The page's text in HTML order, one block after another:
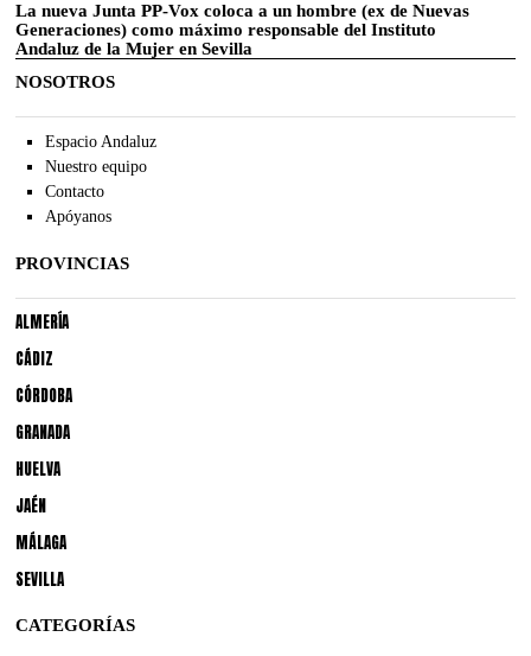
La nueva Junta PP-Vox coloca a un hombre (ex de Nuevas
Generaciones) como máximo responsable del Instituto
Andaluz de la Mujer en Sevilla
NOSOTROS
Espacio Andaluz
Nuestro equipo
Contacto
Apóyanos
PROVINCIAS
ALMERÍA
CÁDIZ
CÓRDOBA
GRANADA
HUELVA
JAÉN
MÁLAGA
SEVILLA
CATEGORÍAS